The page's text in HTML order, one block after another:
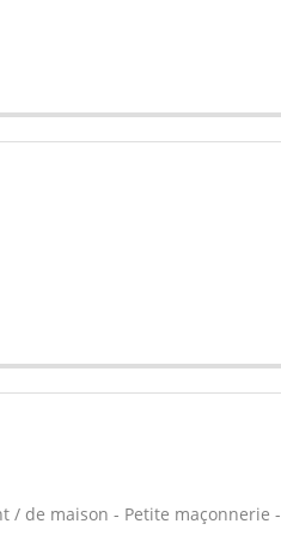
/ de maison - Petite maçonnerie -